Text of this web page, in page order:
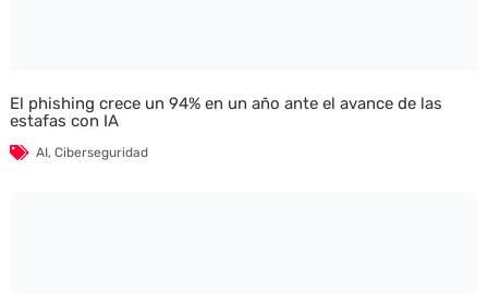
El phishing crece un 94% en un año ante el avance de las
estafas con IA
AI, Ciberseguridad